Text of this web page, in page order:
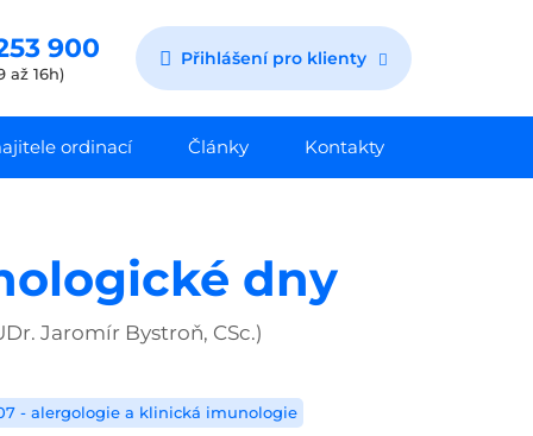
900
až 16h)
Přihlášení pro klienty
ordinací Články Kontakty
dny
Jaromír Bystroň, CSc.)
- alergologie a klinická imunologie